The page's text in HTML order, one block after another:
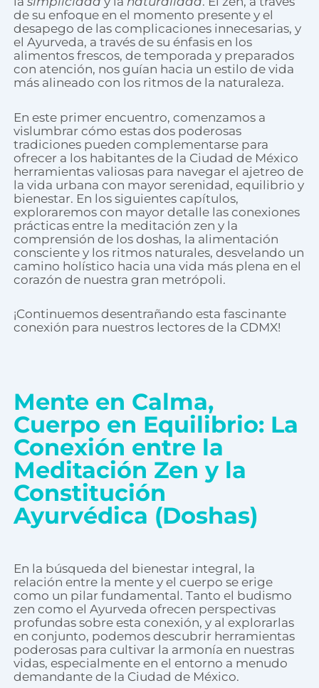
de su enfoque en el momento presente y el
desapego de las complicaciones innecesarias, y
el Ayurveda, a través de su énfasis en los
alimentos frescos, de temporada y preparados
con atención, nos guían hacia un estilo de vida
más alineado con los ritmos de la naturaleza.
En este primer encuentro, comenzamos a
vislumbrar cómo estas dos poderosas
tradiciones pueden complementarse para
ofrecer a los habitantes de la Ciudad de México
herramientas valiosas para navegar el ajetreo de
la vida urbana con mayor serenidad, equilibrio y
bienestar. En los siguientes capítulos,
exploraremos con mayor detalle las conexiones
prácticas entre la meditación zen y la
comprensión de los doshas, la alimentación
consciente y los ritmos naturales, desvelando un
camino holístico hacia una vida más plena en el
corazón de nuestra gran metrópoli.
¡Continuemos desentrañando esta fascinante
conexión para nuestros lectores de la CDMX!
Mente en Calma,
Cuerpo en Equilibrio: La
Conexión entre la
Meditación Zen y la
Constitución
Ayurvédica (Doshas)
En la búsqueda del bienestar integral, la
relación entre la mente y el cuerpo se erige
como un pilar fundamental. Tanto el budismo
zen como el Ayurveda ofrecen perspectivas
profundas sobre esta conexión, y al explorarlas
en conjunto, podemos descubrir herramientas
poderosas para cultivar la armonía en nuestras
vidas, especialmente en el entorno a menudo
demandante de la Ciudad de México.